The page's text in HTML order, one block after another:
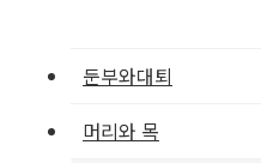
둔부와대퇴
머리와 목